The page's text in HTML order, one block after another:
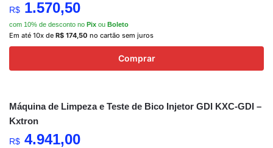
R$ 1.570,50
com 10% de desconto no Pix ou Boleto
Em até 10x de R$ 174,50 no cartão sem juros
Comprar
Máquina de Limpeza e Teste de Bico Injetor GDI KXC-GDI –
Kxtron
R$ 4.941,00